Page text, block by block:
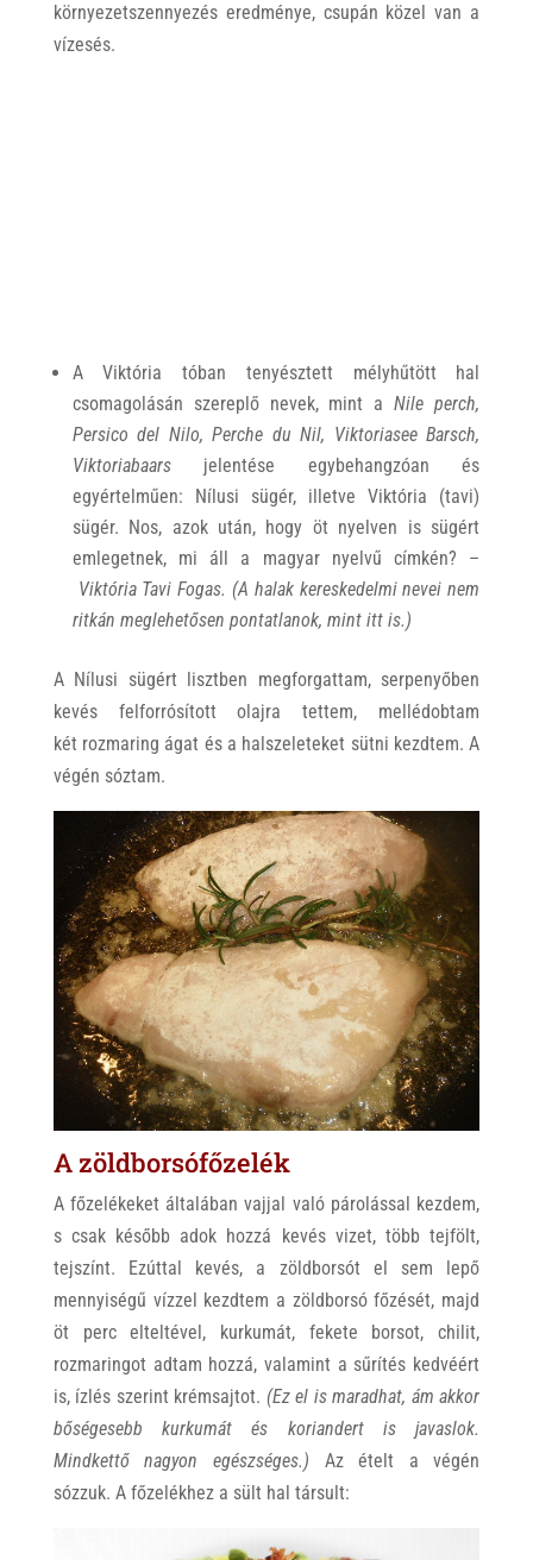
környezetszennyezés eredménye, csupán közel van a
vízesés.
A Viktória tóban tenyésztett mélyhűtött hal
csomagolásán szereplő nevek, mint aNile perch,
Persico del Nilo, Perche du Nil, Viktoriasee Barsch,
Viktoriabaarsjelentése egybehangzóan és
egyértelműen: Nílusi sügér, illetve Viktória (tavi)
sügér. Nos, azok után, hogy öt nyelven is sügért
emlegetnek, mi áll a magyar nyelvű címkén? –
Viktória Tavi Fogas. (A halak kereskedelmi nevei nem
ritkán meglehetősen pontatlanok, mint itt is.)
A Nílusi sügért lisztben megforgattam, serpenyőben
kevés felforrósított olajra tettem, mellédobtam
két rozmaring ágat és a halszeleteket sütni kezdtem. A
végén sóztam.
A zöldborsófőzelék
A főzelékeket általában vajjal való párolással kezdem,
s csak később adok hozzá kevés vizet, több tejfölt,
tejszínt. Ezúttal kevés, a zöldborsót el sem lepő
mennyiségű vízzel kezdtem a zöldborsó főzését, majd
öt perc elteltével, kurkumát, fekete borsot, chilit,
rozmaringot adtam hozzá, valamint a sűrítés kedvéért
is, ízlés szerint krémsajtot. (Ez el is maradhat, ám akkor
bőségesebb kurkumát és koriandert is javaslok.
Mindkettő nagyon egészséges.) Az ételt a végén
sózzuk. A főzelékhez a sült hal társult: